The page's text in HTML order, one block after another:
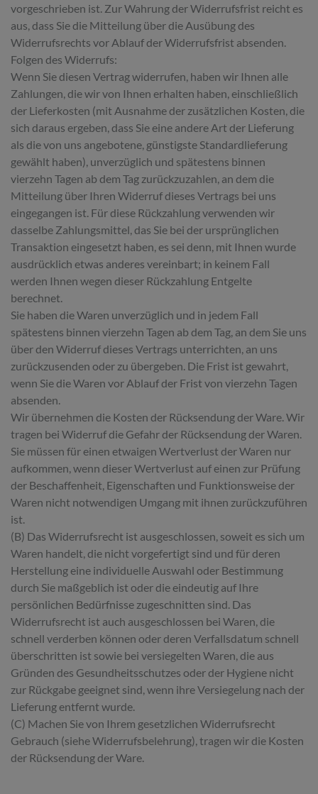
vorgeschrieben ist. Zur Wahrung der Widerrufsfrist reicht es
aus, dass Sie die Mitteilung über die Ausübung des
Widerrufsrechts vor Ablauf der Widerrufsfrist absenden.
Folgen des Widerrufs:
Wenn Sie diesen Vertrag widerrufen, haben wir Ihnen alle
Zahlungen, die wir von Ihnen erhalten haben, einschließlich
der Lieferkosten (mit Ausnahme der zusätzlichen Kosten, die
sich daraus ergeben, dass Sie eine andere Art der Lieferung
als die von uns angebotene, günstigste Standardlieferung
gewählt haben), unverzüglich und spätestens binnen
vierzehn Tagen ab dem Tag zurückzuzahlen, an dem die
Mitteilung über Ihren Widerruf dieses Vertrags bei uns
eingegangen ist. Für diese Rückzahlung verwenden wir
dasselbe Zahlungsmittel, das Sie bei der ursprünglichen
Transaktion eingesetzt haben, es sei denn, mit Ihnen wurde
ausdrücklich etwas anderes vereinbart; in keinem Fall
werden Ihnen wegen dieser Rückzahlung Entgelte
berechnet.
Sie haben die Waren unverzüglich und in jedem Fall
spätestens binnen vierzehn Tagen ab dem Tag, an dem Sie uns
über den Widerruf dieses Vertrags unterrichten, an uns
zurückzusenden oder zu übergeben. Die Frist ist gewahrt,
wenn Sie die Waren vor Ablauf der Frist von vierzehn Tagen
absenden.
Wir übernehmen die Kosten der Rücksendung der Ware. Wir
tragen bei Widerruf die Gefahr der Rücksendung der Waren.
Sie müssen für einen etwaigen Wertverlust der Waren nur
aufkommen, wenn dieser Wertverlust auf einen zur Prüfung
der Beschaffenheit, Eigenschaften und Funktionsweise der
Waren nicht notwendigen Umgang mit ihnen zurückzuführen
ist.
(B) Das Widerrufsrecht ist ausgeschlossen, soweit es sich um
Waren handelt, die nicht vorgefertigt sind und für deren
Herstellung eine individuelle Auswahl oder Bestimmung
durch Sie maßgeblich ist oder die eindeutig auf Ihre
persönlichen Bedürfnisse zugeschnitten sind. Das
Widerrufsrecht ist auch ausgeschlossen bei Waren, die
schnell verderben können oder deren Verfallsdatum schnell
überschritten ist sowie bei versiegelten Waren, die aus
Gründen des Gesundheitsschutzes oder der Hygiene nicht
zur Rückgabe geeignet sind, wenn ihre Versiegelung nach der
Lieferung entfernt wurde.
(C) Machen Sie von Ihrem gesetzlichen Widerrufsrecht
Gebrauch (siehe Widerrufsbelehrung), tragen wir die Kosten
der Rücksendung der Ware.